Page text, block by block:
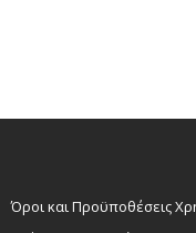
Όροι και Προϋποθέσεις